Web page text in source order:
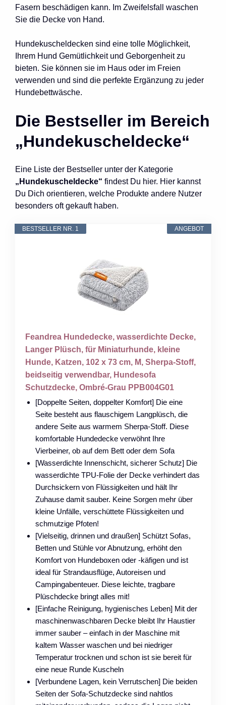
Fasern beschädigen kann. Im Zweifelsfall waschen
Sie die Decke von Hand.
Hundekuscheldecken sind eine tolle Möglichkeit,
Ihrem Hund Gemütlichkeit und Geborgenheit zu
bieten. Sie können sie im Haus oder im Freien
verwenden und sind die perfekte Ergänzung zu jeder
Hundebettwäsche.
Die Bestseller im Bereich
„Hundekuscheldecke“
Eine Liste der Bestseller unter der Kategorie
„Hundekuscheldecke“ findest Du hier. Hier kannst
Du Dich orientieren, welche Produkte andere Nutzer
besonders oft gekauft haben.
ANGEBOT
BESTSELLER NR. 1
Feandrea Hundedecke, wasserdichte Decke,
Langer Plüsch, für Miniaturhunde, kleine
Hunde, Katzen, 102 x 73 cm, M, Sherpa-Stoff,
beidseitig verwendbar, Hundesofa
Schutzdecke, Ombré-Grau PPB004G01
[Doppelte Seiten, doppelter Komfort] Die eine
Seite besteht aus flauschigem Langplüsch, die
andere Seite aus warmem Sherpa-Stoff. Diese
komfortable Hundedecke verwöhnt Ihre
Vierbeiner, ob auf dem Bett oder dem Sofa
[Wasserdichte Innenschicht, sicherer Schutz] Die
wasserdichte TPU-Folie der Decke verhindert das
Durchsickern von Flüssigkeiten und hält Ihr
Zuhause damit sauber. Keine Sorgen mehr über
kleine Unfälle, verschüttete Flüssigkeiten und
schmutzige Pfoten!
[Vielseitig, drinnen und draußen] Schützt Sofas,
Betten und Stühle vor Abnutzung, erhöht den
Komfort von Hundeboxen oder -käfigen und ist
ideal für Strandausflüge, Autoreisen und
Campingabenteuer. Diese leichte, tragbare
Plüschdecke bringt alles mit!
[Einfache Reinigung, hygienisches Leben] Mit der
maschinenwaschbaren Decke bleibt Ihr Haustier
immer sauber – einfach in der Maschine mit
kaltem Wasser waschen und bei niedriger
Temperatur trocknen und schon ist sie bereit für
eine neue Runde Kuscheln
[Verbundene Lagen, kein Verrutschen] Die beiden
Seiten der Sofa-Schutzdecke sind nahtlos